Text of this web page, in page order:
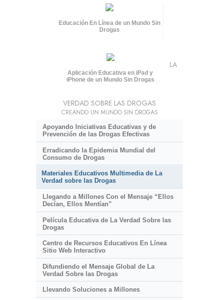
Educación En Línea de un Mundo Sin
Drogas
Aplicación Educativa en iPad y
iPhone de un Mundo Sin Drogas
LA
VERDAD SOBRE LAS DROGAS
CREANDO UN MUNDO SIN DROGAS
Apoyando Iniciativas Educativas y de
Prevención de las Drogas Efectivas
Erradicando la Epidemia Mundial del
Consumo de Drogas
Materiales Educativos Multimedia de La
Verdad sobre las Drogas
Llegando a Millones Con el Mensaje “Ellos
Decían, Ellos Mentían”
Película Educativa de La Verdad Sobre las
Drogas
Centro de Recursos Educativos En Línea
Sitio Web Interactivo
Difundiendo el Mensaje Global de La
Verdad Sobre las Drogas
Llevando Soluciones a Millones